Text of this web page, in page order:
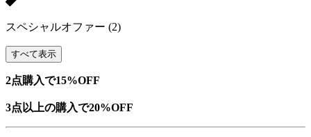
スペシャルオファー (2)
すべて表示
2点購入で15%OFF
3点以上の購入で20%OFF